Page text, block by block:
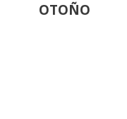
OTOÑO